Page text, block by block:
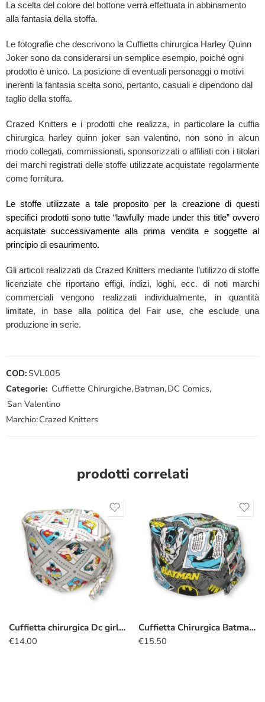
La scelta del colore del bottone verrà effettuata in abbinamento
alla fantasia della stoffa.
Le fotografie che descrivono la Cuffietta chirurgica Harley Quinn
Joker sono da considerarsi un semplice esempio, poiché ogni
prodotto è unico. La posizione di eventuali personaggi o motivi
inerenti la fantasia scelta sono, pertanto, casuali e dipendono dal
taglio della stoffa.
Crazed Knitters e i prodotti che realizza, in particolare la cuffia
chirurgica harley quinn joker san valentino, non sono in alcun
modo collegati, commissionati, sponsorizzati o affiliati con i titolari
dei marchi registrati delle stoffe utilizzate acquistate regolarmente
come fornitura.
Le stoffe utilizzate a tale proposito per la creazione di questi
specifici prodotti sono tutte “lawfully made under this title” ovvero
acquistate successivamente alla prima vendita e soggette al
principio di esaurimento.
Gli articoli realizzati da Crazed Knitters mediante l’utilizzo di stoffe
licenziate che riportano effigi, indizi, loghi, ecc. di noti marchi
commerciali vengono realizzati individualmente, in quantità
limitate, in base alla politica del Fair use, che esclude una
produzione in serie.
COD: SVL005
Categorie: Cuffiette Chirurgiche,Batman,DC Comics,
San Valentino
Marchio:Crazed Knitters
prodotti correlati
Cuffietta chirurgica Dc girls grigio
€14.00
Cuffietta Chirurgica Batman fumetto
€15.50